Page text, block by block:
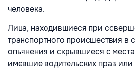
человека.
Лица, находившиеся при
транспортного происшествия в
опьянения и скрывшиеся с
имевшие водительских прав